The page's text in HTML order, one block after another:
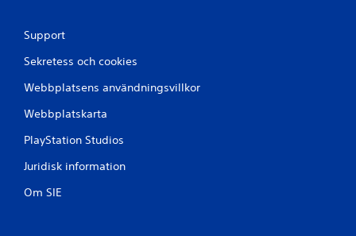
Support
Sekretess och cookies
Webbplatsens användningsvillkor
Webbplatskarta
PlayStation Studios
Juridisk information
Om SIE